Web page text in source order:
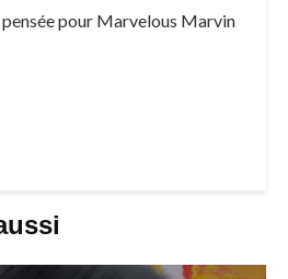
pour Marvelous Marvin